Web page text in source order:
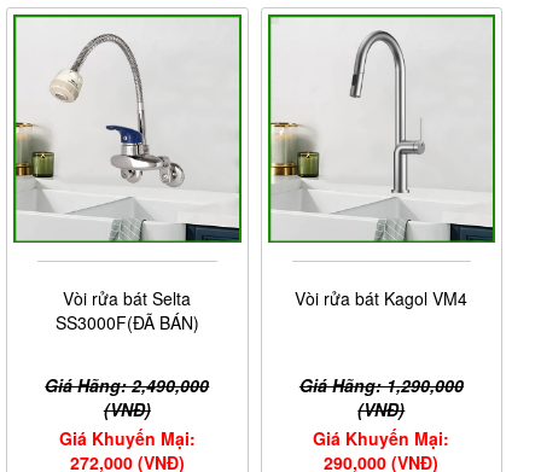
Vòi rửa bát Selta
SS3000F(ĐÃ BÁN)
Giá Hãng: 2,490,000
(VNĐ)
Giá Khuyến Mại:
272,000 (VNĐ)
Vòi rửa bát Kagol VM4
Giá Hãng: 1,290,000
(VNĐ)
Giá Khuyến Mại:
290,000 (VNĐ)